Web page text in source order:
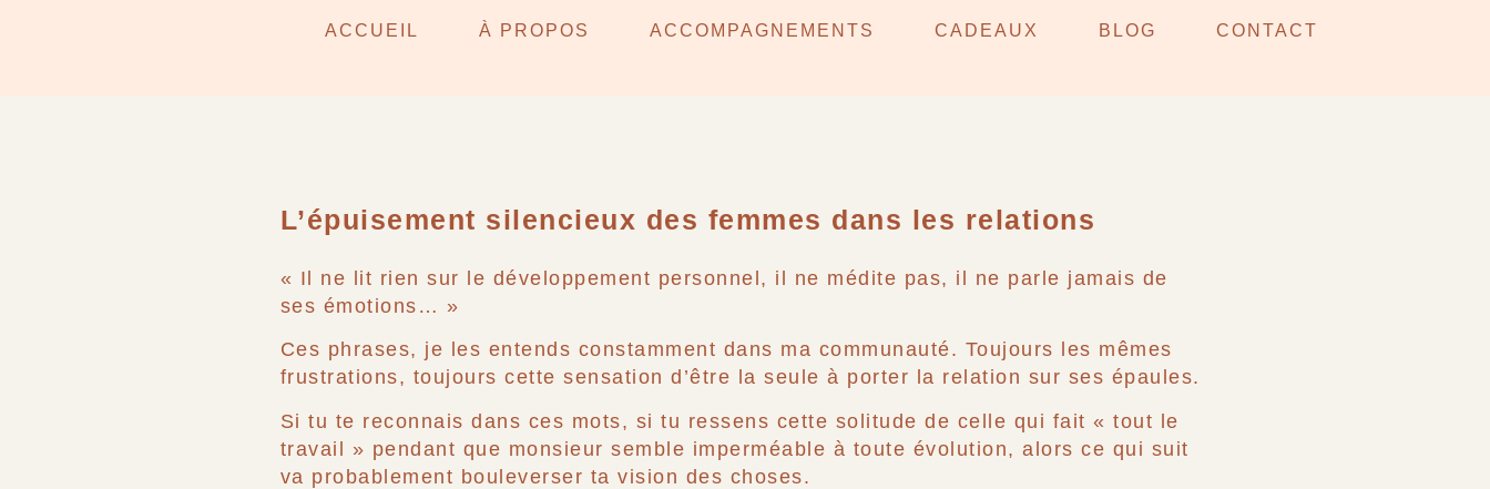
ACCUEIL À PROPOS ACCOMPAGNEMENTS CADEAUX BLOG CONTACT
MON PARTENAIRE NE FAIT PAS DE TRAVAIL SUR
L’épuisement silencieux des femmes dans les relations
« Il ne lit rien sur le développement personnel, il ne médite pas, il ne parle jamais de
ses émotions… »
Ces phrases, je les entends constamment dans ma communauté. Toujours les mêmes
frustrations, toujours cette sensation d’être la seule à porter la relation sur ses épaules.
Si tu te reconnais dans ces mots, si tu ressens cette solitude de celle qui fait « tout le
travail » pendant que monsieur semble imperméable à toute évolution, alors ce qui suit
va probablement bouleverser ta vision des choses.